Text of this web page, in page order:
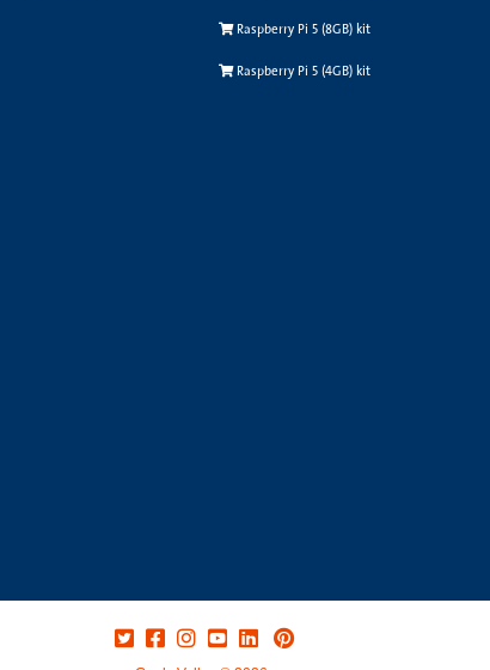
Raspberry Pi 5 (8GB) kit
Raspberry Pi 5 (4GB) kit